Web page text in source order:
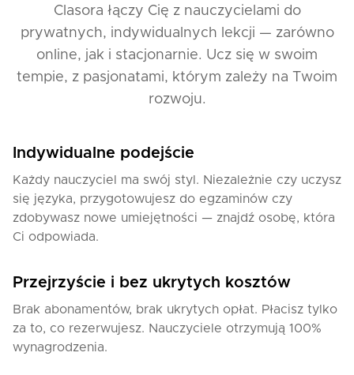
Clasora łączy Cię z nauczycielami do
prywatnych, indywidualnych lekcji — zarówno
online, jak i stacjonarnie. Ucz się w swoim
tempie, z pasjonatami, którym zależy na Twoim
rozwoju.
Indywidualne podejście
Każdy nauczyciel ma swój styl. Niezależnie czy uczysz
się języka, przygotowujesz do egzaminów czy
zdobywasz nowe umiejętności — znajdź osobę, która
Ci odpowiada.
Przejrzyście i bez ukrytych kosztów
Brak abonamentów, brak ukrytych opłat. Płacisz tylko
za to, co rezerwujesz. Nauczyciele otrzymują 100%
wynagrodzenia.